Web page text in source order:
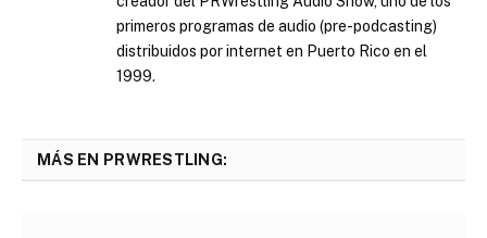
primeros programas de audio (pre-podcasting)
distribuidos por internet en Puerto Rico en el
1999.
MÁS EN PRWRESTLING: